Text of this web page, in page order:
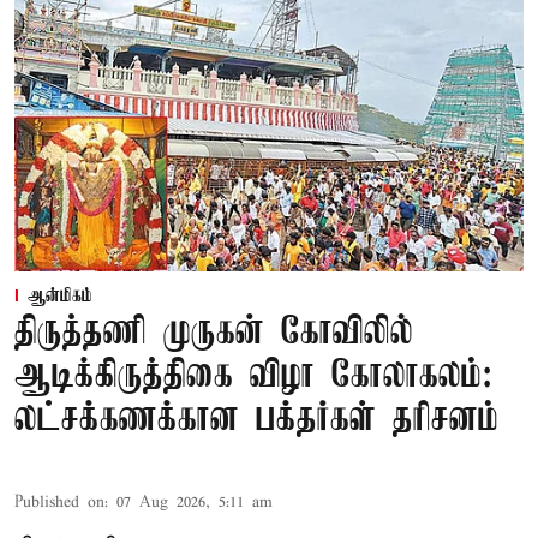
ஆன்மிகம்
திருத்தணி முருகன் கோவிலில்
ஆடிக்கிருத்திகை விழா கோலாகலம்:
லட்சக்கணக்கான பக்தர்கள் தரிசனம்
Published on: 07 Aug 2026, 5:11 am